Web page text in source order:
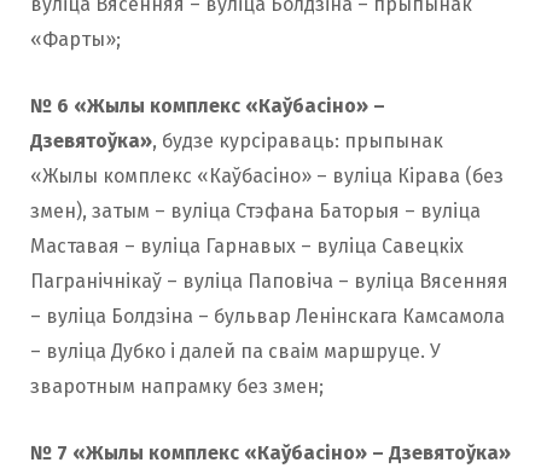
вуліца Вясенняя – вуліца Болдзіна – прыпынак
«Фарты»;
№ 6 «Жылы комплекс «Каўбасіно» –
Дзевятоўка», будзе курсіраваць: прыпынак
«Жылы комплекс «Каўбасіно» – вуліца Кірава (без
змен), затым – вуліца Стэфана Баторыя – вуліца
Маставая – вуліца Гарнавых – вуліца Савецкіх
Пагранічнікаў – вуліца Паповіча – вуліца Вясенняя
– вуліца Болдзіна – бульвар Ленінскага Камсамола
– вуліца Дубко і далей па сваім маршруце. У
зваротным напрамку без змен;
№ 7 «Жылы комплекс «Каўбасіно» – Дзевятоўка»